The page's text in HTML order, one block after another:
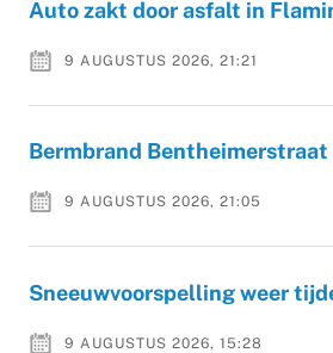
Auto zakt door asfalt in
9 AUGUSTUS 2026, 21:21
Bermbrand
9 AUGUSTUS 2026, 21:05
Sneeuwvoorspelling weer
9 AUGUSTUS 2026, 15:28